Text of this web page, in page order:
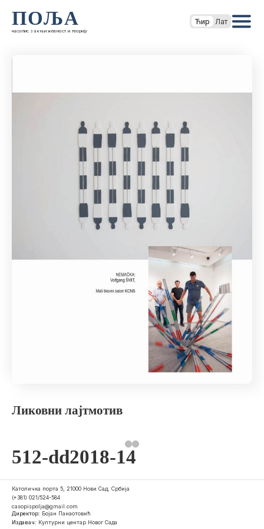
ПОЉА
часопис за књижевност и теорију
Ћир Лат
Ликовни лајтмотив
512-dd2018-14
Католичка порта 5, 21000 Нови Сад, Србија
(+381) 021/524-584
casopispolja@gmail.com
Директор: Бојан Панаотовић
Издавач: Културни центар Новог Сада